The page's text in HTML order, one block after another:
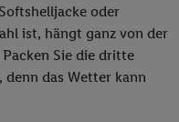
oder
ist, hängt ganz von der
Sie die dritte
denn das Wetter kann